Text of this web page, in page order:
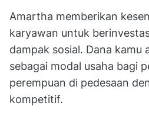
Amartha memberikan
karyawan untuk
dampak sosial. Dana kamu
sebagai modal usaha bagi
perempuan di pedesaan
kompetitif.